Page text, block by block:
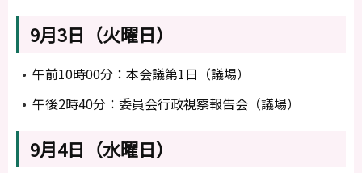
9月3日（火曜日）
午前10時00分：本会議第1日（議場）
午後2時40分：委員会行政視察報告会（議場）
9月4日（水曜日）